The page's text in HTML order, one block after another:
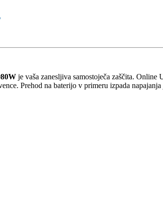
je vaša zanesljiva samostoječa zaščita.
Prehod na baterijo v primeru izpada